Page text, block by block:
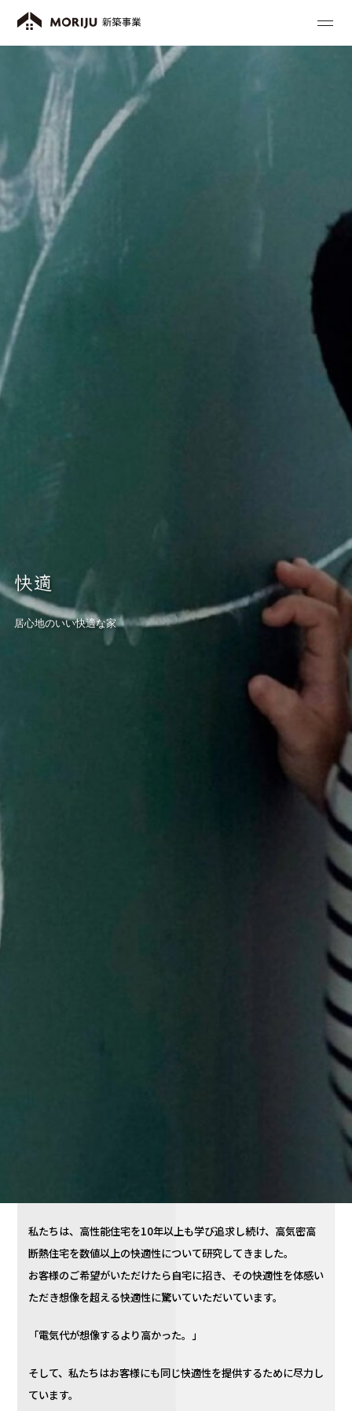
快適
居心地のいい快適な家
私たちは、高性能住宅を10年以上も学び追求し続け、高気密高
断熱住宅を数値以上の快適性について研究してきました。
お客様のご希望がいただけたら自宅に招き、その快適性を体感い
ただき想像を超える快適性に驚いていただいています。
「電気代が想像するより高かった。」
そして、私たちはお客様にも同じ快適性を提供するために尽力し
ています。